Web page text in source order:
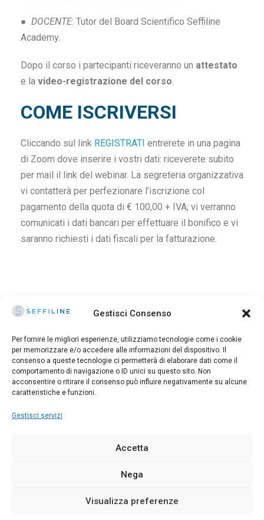
Gestisci Consenso
Per fornire le migliori esperienze, utilizziamo tecnologie come i cookie
per memorizzare e/o accedere alle informazioni del dispositivo. Il
consenso a queste tecnologie ci permetterà di elaborare dati come il
comportamento di navigazione o ID unici su questo sito. Non
acconsentire o ritirare il consenso può influire negativamente su alcune
caratteristiche e funzioni.
Gestisci servizi
Accetta
Nega
Visualizza preferenze
● DOCENTE: Tutor del Board Scientifico Seffiline
Academy.
Dopo il corso i partecipanti riceveranno un attestato
e la video-registrazione del corso.
COME ISCRIVERSI
Cliccando sul link REGISTRATI entrerete in una pagina
di Zoom dove inserire i vostri dati: riceverete subito
per mail il link del webinar. La segreteria organizzativa
vi contatterà per perfezionare l’iscrizione col
pagamento della quota di € 100,00 + IVA; vi verranno
comunicati i dati bancari per effettuare il bonifico e vi
saranno richiesti i dati fiscali per la fatturazione.
© 2025 Seffiline Srl Start Up Innovativa
Via Santo Stefano, 11 40125 Bologna - Italy
Partita IVA 02195171208 - R.E.A. BO-419844
Digital Marketing for Healthcare Professionals